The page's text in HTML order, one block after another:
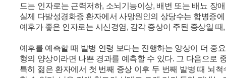
드는 인자로는 근력저하, 소뇌기능이상, 배변 또는 배뇨 장
실제 다발성경화증 환자에서 사망원인의 상당수는 합병증
예후가 좋은 인자로는 시신경염, 감각 증상이 주된 증상일
예후를 예측할 때 발병 연령 보다는 진행하는 양상이 더 중
형의 양상이라면 나쁜 경과를 예측할 수 있다. 그 다음으로
특히 젊은 환자에서 첫 번째 증상 이후 두 번째 발병 때 뇌